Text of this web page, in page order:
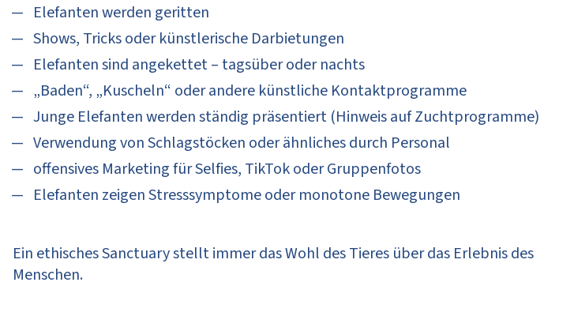
Elefanten werden geritten
Shows, Tricks oder künstlerische Darbietungen
Elefanten sind angekettet – tagsüber oder nachts
„Baden“, „Kuscheln“ oder andere künstliche Kontaktprogramme
Junge Elefanten werden ständig präsentiert (Hinweis auf Zuchtprogramme)
Verwendung von Schlagstöcken oder ähnliches durch Personal
offensives Marketing für Selfies, TikTok oder Gruppenfotos
Elefanten zeigen Stresssymptome oder monotone Bewegungen
Ein ethisches Sanctuary stellt immer das Wohl des Tieres über das Erlebnis des
Menschen.